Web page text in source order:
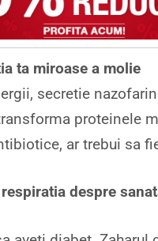
ta miroase a molie
secretie
proteinele
ar trebui sa
despre